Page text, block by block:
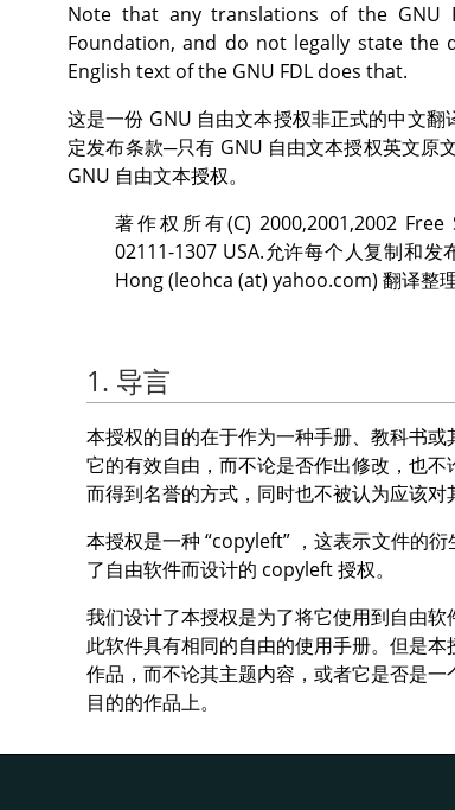
Note that any translations of the GNU
Foundation, and do not legally state the
English text of the GNU FDL does that.
这是一份 GNU 自由文本授权非正式的中文
定发布条款─只有 GNU 自由文本授权英文原
GNU 自由文本授权。
著作权所有(C) 2000,2001,2002
02111-1307 USA.允许每个人复制和
Hong (leohca (at) yahoo.com) 翻译整
1. 导言
本授权的目的在于作为一种手册、教科书
它的有效自由，而不论是否作出修改，也
而得到名誉的方式，同时也不被认为应该对
本授权是一种“copyleft” ，这表示文件的
了自由软件而设计的 copyleft 授权。
我们设计了本授权是为了将它使用到自由
此软件具有相同的自由的使用手册。但是
作品，而不论其主题内容，或者它是否是
目的的作品上。